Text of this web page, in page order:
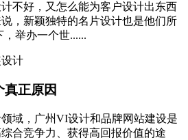
不好，又怎么能为客户设计出东西
，新颖独特的名片设计也是他们所
举办一个世......
真正原因
域，广州VI设计和品牌网站建设是
合竞争力、获得高回报价值的途